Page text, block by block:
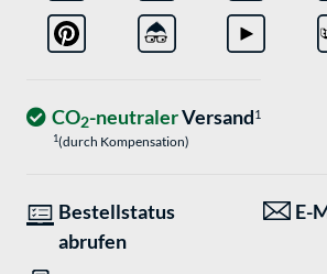
CO2-neutralerVersand1
1(durch Kompensation)
Bestellstatus
abrufen
E-